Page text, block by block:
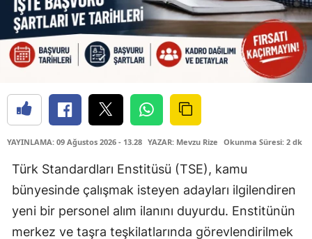
YAYINLAMA: 09 Ağustos 2026 - 13.28 YAZAR: Mevzu Rize Okunma Süresi: 2 dk
Türk Standardları Enstitüsü (TSE), kamu
bünyesinde çalışmak isteyen adayları ilgilendiren
yeni bir personel alım ilanını duyurdu. Enstitünün
merkez ve taşra teşkilatlarında görevlendirilmek